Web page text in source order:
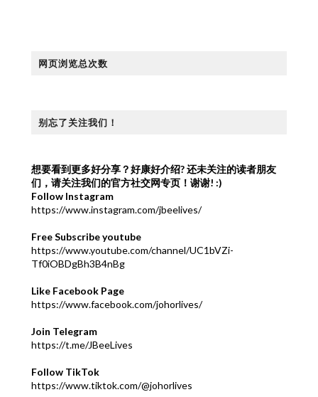
网页浏览总次数
别忘了关注我们！
想要看到更多好分享？好康好介绍?还未关注的读者朋友
们，请关注我们的官方社交网专页！谢谢! :)
Follow Instagram
https://www.instagram.com/jbeelives/
Free Subscribe youtube
https://www.youtube.com/channel/UC1bVZi-
Tf0iOBDgBh3B4nBg
Like Facebook Page
https://www.facebook.com/johorlives/
Join Telegram
https://t.me/JBeeLives
Follow TikTok
https://www.tiktok.com/@johorlives